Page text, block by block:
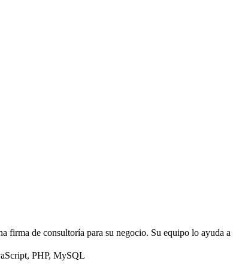
firma de consultoría para su negocio. Su equipo lo ayuda
PHP, MySQL